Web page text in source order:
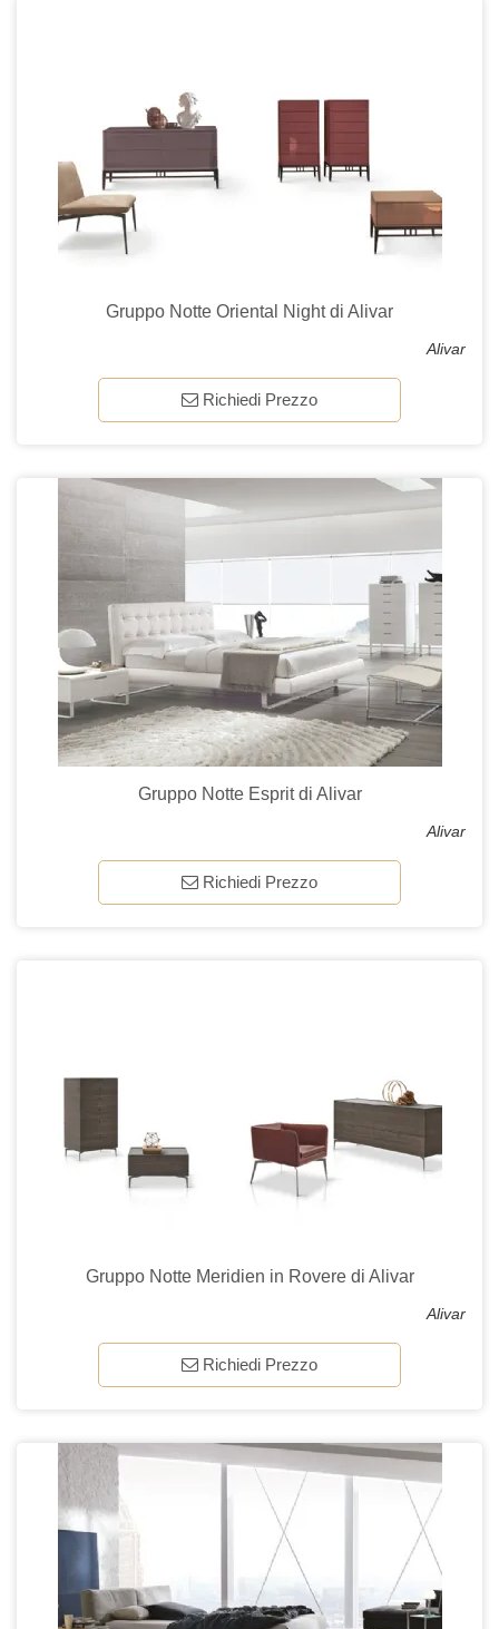
Gruppo Notte Oriental Night di Alivar
Alivar
Richiedi Prezzo
Gruppo Notte Esprit di Alivar
Alivar
Richiedi Prezzo
Gruppo Notte Meridien in Rovere di Alivar
Alivar
Richiedi Prezzo